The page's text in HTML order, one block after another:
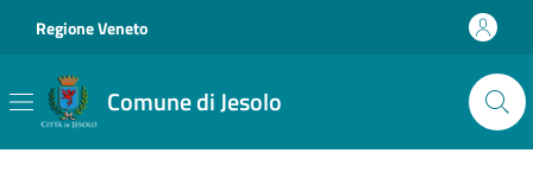
Regione Veneto
Comune di Jesolo